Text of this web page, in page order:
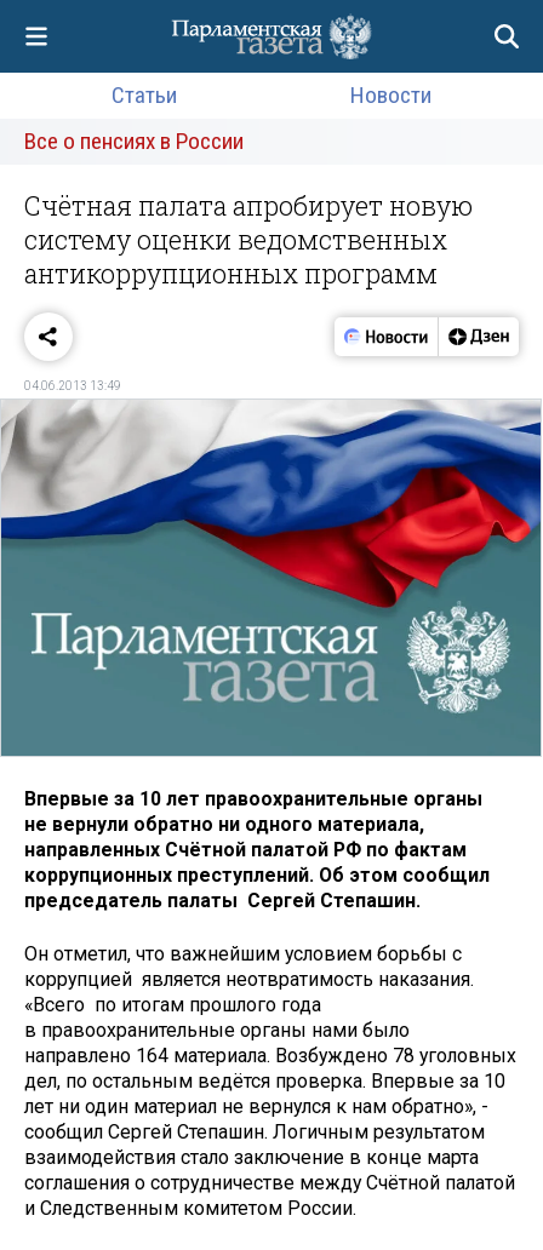
Статьи
Новости
Все о пенсиях в России
Счётная палата апробирует новую
систему оценки ведомственных
антикоррупционных программ
04.06.2013 13:49
Впервые за 10 лет правоохранительные органы
не вернули обратно ни одного материала,
направленных Счётной палатой РФ по фактам
коррупционных преступлений. Об этом сообщил
председатель палаты Сергей Степашин.
Он отметил, что важнейшим условием борьбы с
коррупцией является неотвратимость наказания.
«Всего по итогам прошлого года
в правоохранительные органы нами было
направлено 164 материала. Возбуждено 78 уголовных
дел, по остальным ведётся проверка. Впервые за 10
лет ни один материал не вернулся к нам обратно», -
сообщил Сергей Степашин. Логичным результатом
взаимодействия стало заключение в конце марта
соглашения о сотрудничестве между Счётной палатой
и Следственным комитетом России.